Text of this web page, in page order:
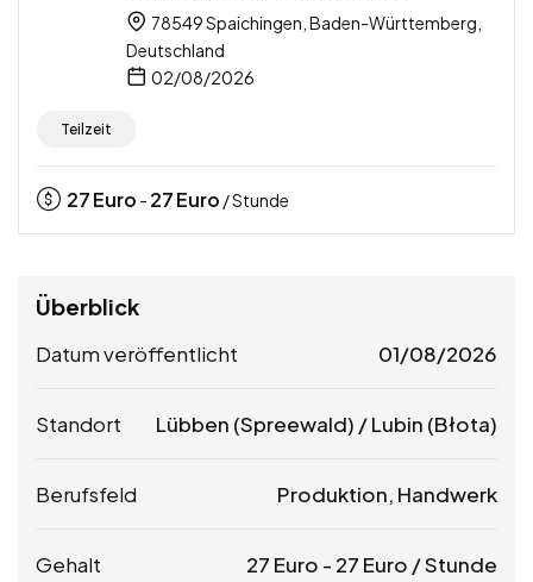
78549 Spaichingen, Baden-Württemberg,
Deutschland
02/08/2026
Teilzeit
27Euro - 27Euro / Stunde
Überblick
Datum veröffentlicht 01/08/2026
Standort Lübben (Spreewald) / Lubin (Błota)
Berufsfeld Produktion, Handwerk
Gehalt 27 Euro - 27 Euro / Stunde